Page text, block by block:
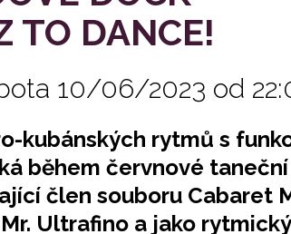
TO DANCE!
10/06/2023 od
kubánských rytmů s
během červnové
člen souboru Cabaret
Ultrafino a jako